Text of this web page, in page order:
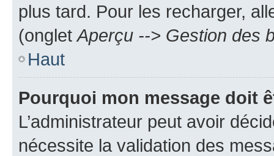
plus tard. Pour les recharger,
(onglet Aperçu --> Gestion des
Haut
Pourquoi mon message doit
L’administrateur peut avoir
nécessite la validation des